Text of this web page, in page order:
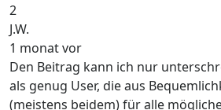
2
J.W.
1 monat vor
Den Beitrag kann ich nur
als genug User, die aus
(meistens beidem) für alle